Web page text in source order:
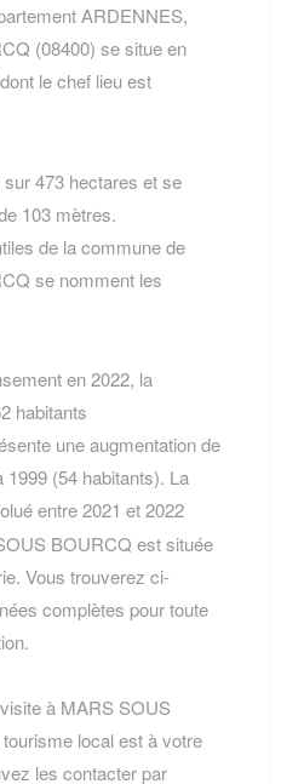
ARDENNES,
(08400) se situe en
dont le chef lieu est
473 hectares et se
103 mètres.
de la commune de
se nomment les
en 2022, la
habitants
une augmentation de
1999 (54 habitants). La
entre 2021 et 2022
BOURCQ est située
Vous trouverez ci-
complètes pour toute
à MARS SOUS
local est à votre
les contacter par